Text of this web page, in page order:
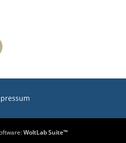
WoltLab Suite™